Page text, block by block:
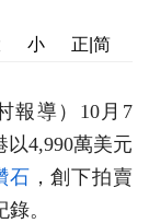
小 正|简
報導）10月7
以4,990萬美元
石 ，創下拍賣
。